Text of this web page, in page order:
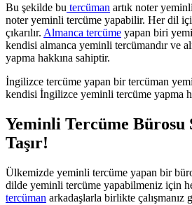
Bu şekilde bu tercüman artık noter
noter yeminli tercüme yapabilir. Her dil
çıkarılır. Almanca tercüme yapan biri
kendisi almanca yeminli tercümandır ve
yapma hakkına sahiptir.
İngilizce tercüme yapan bir tercüman
kendisi İngilizce yeminli tercüme yapma
Yeminli Tercüme
Taşır!
Ülkemizde yeminli tercüme yapan bir
dilde yeminli tercüme yapabilmeniz için
tercüman arkadaşlarla birlikte çalışmanız